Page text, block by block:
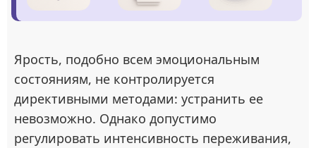
Ярость, подобно всем эмоциональным
состояниям, не контролируется
директивными методами: устранить ее
невозможно. Однако допустимо
регулировать интенсивность переживания,